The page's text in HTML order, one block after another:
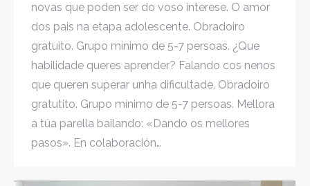
novas que poden ser do voso interese. O amor
dos pais na etapa adolescente. Obradoiro
gratuito. Grupo mínimo de 5-7 persoas. ¿Que
habilidade queres aprender? Falando cos nenos
que queren superar unha dificultade. Obradoiro
gratutito. Grupo mínimo de 5-7 persoas. Mellora
a túa parella bailando: «Dando os mellores
pasos». En colaboración…